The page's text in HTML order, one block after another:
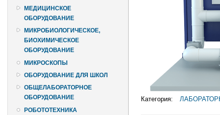
МЕДИЦИНСКОЕ
ОБОРУДОВАНИЕ
МИКРОБИОЛОГИЧЕСКОЕ,
БИОХИМИЧЕСКОЕ
ОБОРУДОВАНИЕ
МИКРОСКОПЫ
ОБОРУДОВАНИЕ ДЛЯ ШКОЛ
ОБЩЕЛАБОРАТОРНОЕ
ОБОРУДОВАНИЕ
РОБОТОТЕХНИКА
Категория: